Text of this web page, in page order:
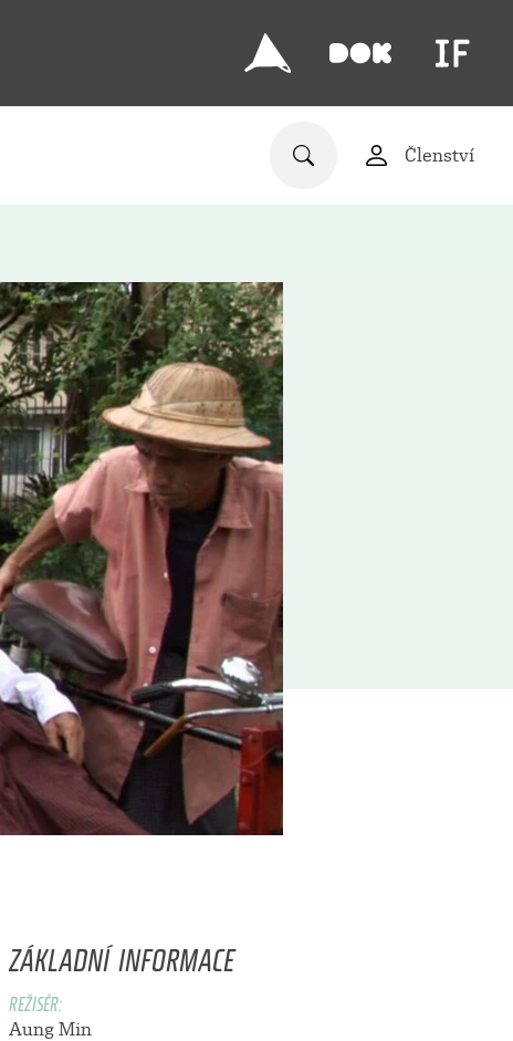
Členství
ZÁKLADNÍ INFORMACE
REŽISÉR:
Aung Min